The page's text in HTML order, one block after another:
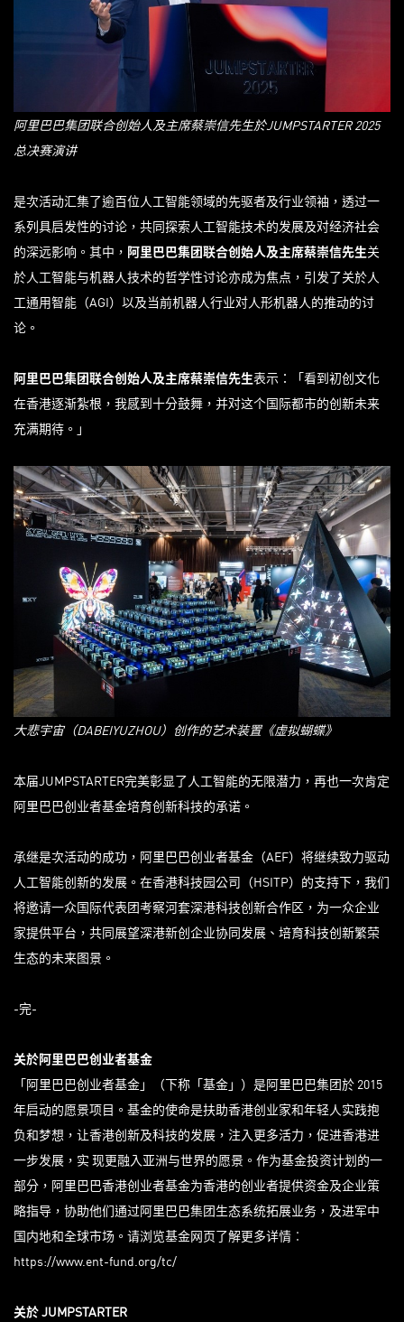
阿里巴巴集团联合创始人及主席蔡崇信先生於JUMPSTARTER 2025
总决赛演讲
是次活动汇集了逾百位人工智能领域的先驱者及行业领袖，透过一
系列具启发性的讨论，共同探索人工智能技术的发展及对经济社会
的深远影响。其中， 阿里巴巴集团联合创始人及主席蔡崇信先生关
於人工智能与机器人技术的哲学性讨论亦成为焦点，引发了关於人
工通用智能（AGI）以及当前机器人行业对人形机器人的推动的讨
论。
阿里巴巴集团联合创始人及主席蔡崇信先生表示：「看到初创文化
在香港逐渐紮根，我感到十分鼓舞，并对这个国际都市的创新未来
充满期待。」
大悲宇宙（DABEIYUZHOU）创作的艺术装置《虚拟蝴蝶》
本届JUMPSTARTER完美彰显了人工智能的无限潜力，再也一次肯定
阿里巴巴创业者基金培育创新科技的承诺。
承继是次活动的成功，阿里巴巴创业者基金（AEF）将继续致力驱动
人工智能创新的发展。在香港科技园公司（HSITP）的支持下，我们
将邀请一众国际代表团考察河套深港科技创新合作区，为一众企业
家提供平台，共同展望深港新创企业协同发展、培育科技创新繁荣
生态的未来图景。
-完-
关於阿里巴巴创业者基金
「阿里巴巴创业者基金」（下称「基金」）是阿里巴巴集团於 2015
年启动的愿景项目。基金的使命是扶助香港创业家和年轻人实践抱
负和梦想，让香港创新及科技的发展，注入更多活力，促进香港进
一步发展，实 现更融入亚洲与世界的愿景。作为基金投资计划的一
部分，阿里巴巴香港创业者基金为香港的创业者提供资金及企业策
略指导，协助他们通过阿里巴巴集团生态系统拓展业务，及进军中
国内地和全球市场。请浏览基金网页了解更多详情︰
https://www.ent-fund.org/tc/
关於JUMPSTARTER